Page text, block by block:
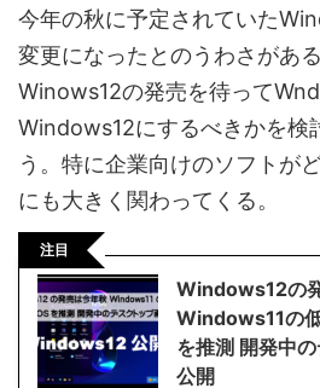
今年の秋に予定されていた
変更になったとのうわさがあ
Winows12の発売を待って
Windows12にするべきかを検
う。特に企業向けのソフトが
にも大きく関わってくる。
注目
Windows12の
Windows11の
を推測 開発中
公開